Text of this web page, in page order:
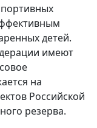
детей.
имеют
на
Российской
резерва.